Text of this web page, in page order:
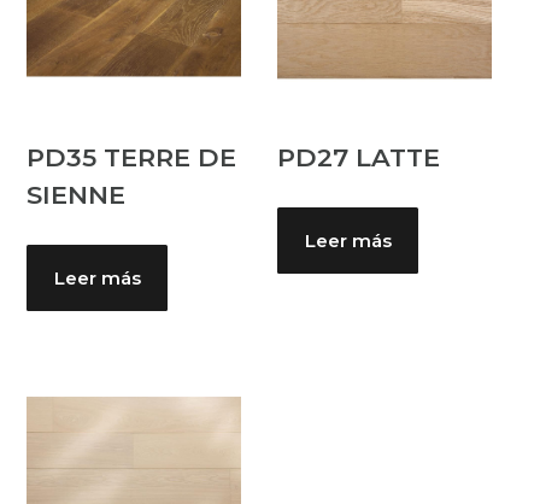
PD35 TERRE DE
SIENNE
Leer más
PD27 LATTE
Leer más